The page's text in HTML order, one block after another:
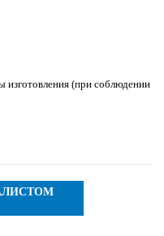
изготовления (при соблюдении